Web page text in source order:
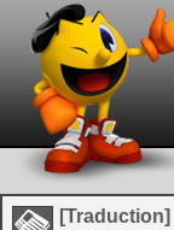
[Traduction]